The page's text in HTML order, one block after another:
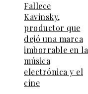
Fallece
Kavinsky,
productor que
dejó una marca
imborrable en la
música
electrónica y el
cine